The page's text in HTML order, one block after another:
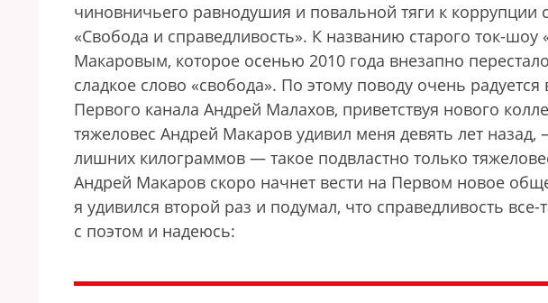
чиновничьего равнодушия и повальной тяги к коррупции
«Свобода и справедливость». К названию старого ток-
Макаровым, которое осенью 2010 года внезапно
сладкое слово «свобода». По этому поводу очень
Первого канала Андрей Малахов, приветствуя нового
тяжеловес Андрей Макаров удивил меня девять лет
лишних килограммов — такое подвластно только
Андрей Макаров скоро начнет вести на Первом новое
я удивился второй раз и подумал, что справедливость все-
с поэтом и надеюсь: